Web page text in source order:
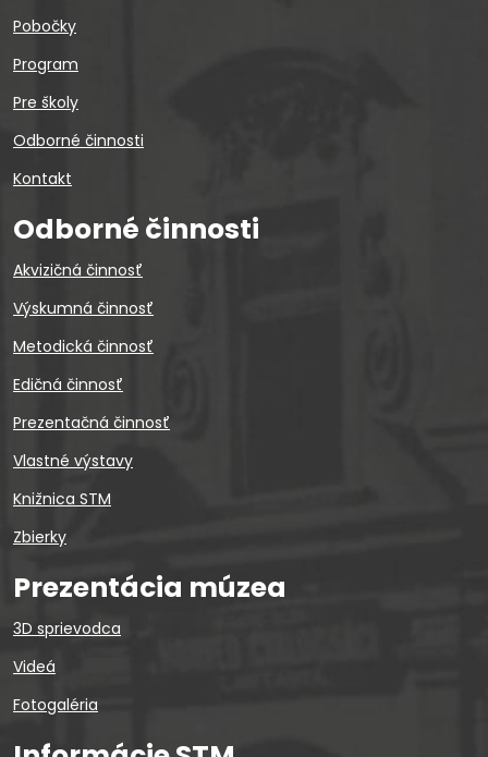
Pobočky
Program
Pre školy
Odborné činnosti
Kontakt
Odborné činnosti
Akvizičná činnosť
Výskumná činnosť
Metodická činnosť
Edičná činnosť
Prezentačná činnosť
Vlastné výstavy
Knižnica STM
Zbierky
Prezentácia múzea
3D sprievodca
Videá
Fotogaléria